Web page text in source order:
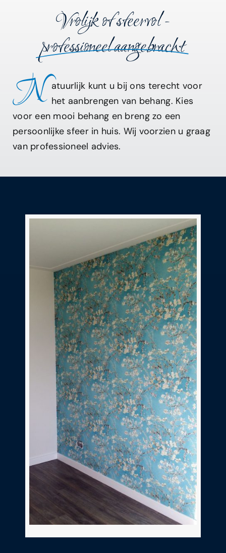
Vrolijk of sfeervol -
professioneel aangebracht
N atuurlijk kunt u bij ons terecht voor
het aanbrengen van behang. Kies
voor een mooi behang en breng zo een
persoonlijke sfeer in huis. Wij voorzien u graag
van professioneel advies.